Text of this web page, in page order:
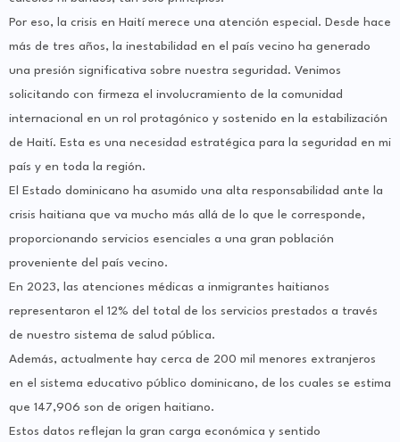
Por eso, la crisis en Haití merece una atención especial. Desde hace
más de tres años, la inestabilidad en el país vecino ha generado
una presión significativa sobre nuestra seguridad. Venimos
solicitando con firmeza el involucramiento de la comunidad
internacional en un rol protagónico y sostenido en la estabilización
de Haití. Esta es una necesidad estratégica para la seguridad en mi
país y en toda la región.
El Estado dominicano ha asumido una alta responsabilidad ante la
crisis haitiana que va mucho más allá de lo que le corresponde,
proporcionando servicios esenciales a una gran población
proveniente del país vecino.
En 2023, las atenciones médicas a inmigrantes haitianos
representaron el 12% del total de los servicios prestados a través
de nuestro sistema de salud pública.
Además, actualmente hay cerca de 200 mil menores extranjeros
en el sistema educativo público dominicano, de los cuales se estima
que 147,906 son de origen haitiano.
Estos datos reflejan la gran carga económica y sentido